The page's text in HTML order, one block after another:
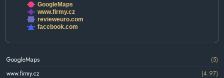
GoogleMaps
www.firmy.cz
revieweuro.com
facebook.com
GoogleMaps
(5)
www.firmy.cz
(4.97)